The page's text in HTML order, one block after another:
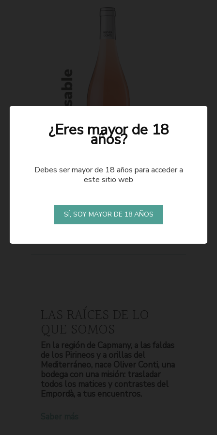
LAS RAÍCES DE LO
QUE SOMOS
En la región de Capmany, a las faldas
de los Pirineos y a orillas del
Mediterráneo, nace Oliver Conti, una
bodega con una misión: trasladar
todos los matices y contrastes del
Empordà, a tus encuentros.
¿Eres mayor de 18
años?
Debes ser mayor de 18 años para acceder a
este sitio web
SÍ, SOY MAYOR DE 18 AÑOS